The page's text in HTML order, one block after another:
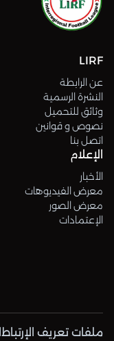
LIRF
عن الرابطة
النشرة الرسمية
وثائق للتحميل
نصوص و قوانين
اتصل بنا
الإعلام
الأخبار
معرض الفيديوهات
معرض الصور
الإعتمادات
ملفات تعريف الإرتباط